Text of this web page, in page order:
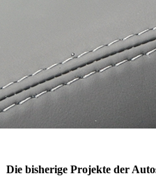
Die bisherige Projekte der